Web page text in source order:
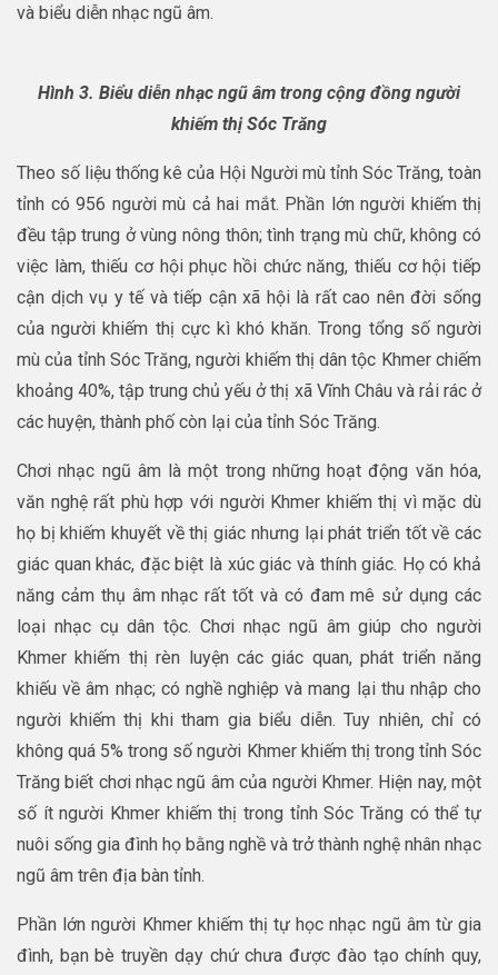
và biểu diễn nhạc ngũ âm.
Hình 3. Biểu diễn nhạc ngũ âm trong cộng đồng người
khiếm thị Sóc Trăng
Theo số liệu thống kê của Hội Người mù tỉnh Sóc Trăng, toàn
tỉnh có 956 người mù cả hai mắt. Phần lớn người khiếm thị
đều tập trung ở vùng nông thôn; tình trạng mù chữ, không có
việc làm, thiếu cơ hội phục hồi chức năng, thiếu cơ hội tiếp
cận dịch vụ y tế và tiếp cận xã hội là rất cao nên đời sống
của người khiếm thị cực kì khó khăn. Trong tổng số người
mù của tỉnh Sóc Trăng, người khiếm thị dân tộc Khmer chiếm
khoảng 40%, tập trung chủ yếu ở thị xã Vĩnh Châu và rải rác ở
các huyện, thành phố còn lại của tỉnh Sóc Trăng.
Chơi nhạc ngũ âm là một trong những hoạt động văn hóa,
văn nghệ rất phù hợp với người Khmer khiếm thị vì mặc dù
họ bị khiếm khuyết về thị giác nhưng lại phát triển tốt về các
giác quan khác, đặc biệt là xúc giác và thính giác. Họ có khả
năng cảm thụ âm nhạc rất tốt và có đam mê sử dụng các
loại nhạc cụ dân tộc. Chơi nhạc ngũ âm giúp cho người
Khmer khiếm thị rèn luyện các giác quan, phát triển năng
khiếu về âm nhạc; có nghề nghiệp và mang lại thu nhập cho
người khiếm thị khi tham gia biểu diễn. Tuy nhiên, chỉ có
không quá 5% trong số người Khmer khiếm thị trong tỉnh Sóc
Trăng biết chơi nhạc ngũ âm của người Khmer. Hiện nay, một
số ít người Khmer khiếm thị trong tỉnh Sóc Trăng có thể tự
nuôi sống gia đình họ bằng nghề và trở thành nghệ nhân nhạc
ngũ âm trên địa bàn tỉnh.
Phần lớn người Khmer khiếm thị tự học nhạc ngũ âm từ gia
đình, bạn bè truyền dạy chứ chưa được đào tạo chính quy,